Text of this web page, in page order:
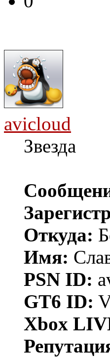
avicloud
Звезда
Откуда:
Имя:
PSN ID:
GT6 ID:
Xbox